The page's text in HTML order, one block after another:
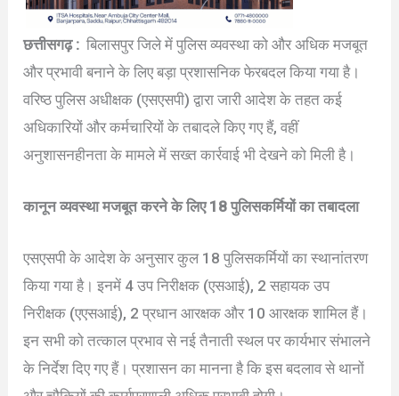
छत्तीसगढ़ : बिलासपुर जिले में पुलिस व्यवस्था को और अधिक मजबूत
और प्रभावी बनाने के लिए बड़ा प्रशासनिक फेरबदल किया गया है।
वरिष्ठ पुलिस अधीक्षक (एसएसपी) द्वारा जारी आदेश के तहत कई
अधिकारियों और कर्मचारियों के तबादले किए गए हैं, वहीं
अनुशासनहीनता के मामले में सख्त कार्रवाई भी देखने को मिली है।
कानून व्यवस्था मजबूत करने के लिए 18 पुलिसकर्मियों का तबादला
एसएसपी के आदेश के अनुसार कुल 18 पुलिसकर्मियों का स्थानांतरण
किया गया है। इनमें 4 उप निरीक्षक (एसआई), 2 सहायक उप
निरीक्षक (एएसआई), 2 प्रधान आरक्षक और 10 आरक्षक शामिल हैं।
इन सभी को तत्काल प्रभाव से नई तैनाती स्थल पर कार्यभार संभालने
के निर्देश दिए गए हैं। प्रशासन का मानना है कि इस बदलाव से थानों